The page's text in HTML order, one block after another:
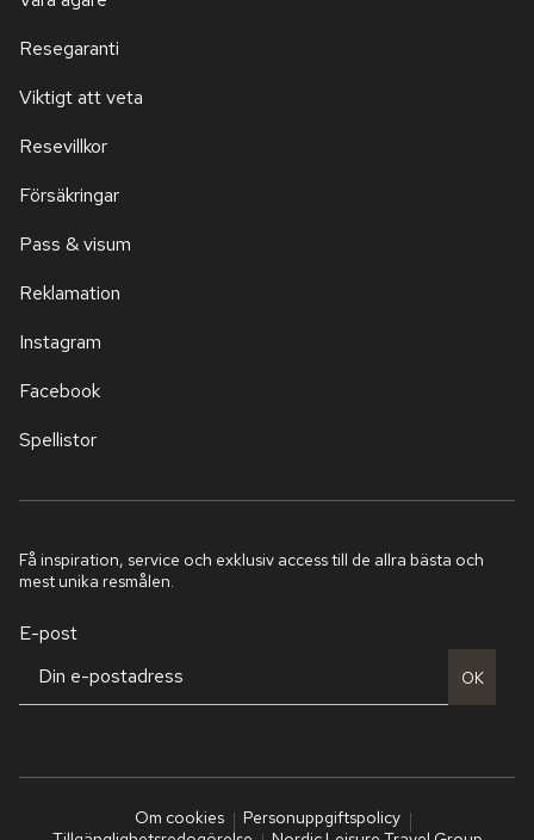
Resegaranti
Viktigt att veta
Resevillkor
Försäkringar
Pass & visum
Reklamation
Instagram
Facebook
Spellistor
Få inspiration, service och exklusiv access till de allra bästa och
mest unika resmålen.
E-post
OK
Om cookies
Personuppgiftspolicy